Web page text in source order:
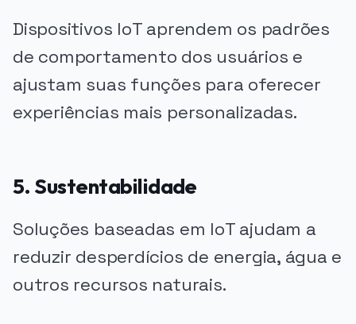
Dispositivos IoT aprendem os padrões
de comportamento dos usuários e
ajustam suas funções para oferecer
experiências mais personalizadas.
5. Sustentabilidade
Soluções baseadas em IoT ajudam a
reduzir desperdícios de energia, água e
outros recursos naturais.